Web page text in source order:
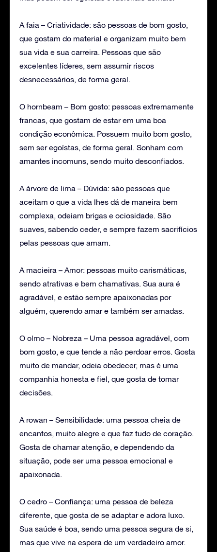
A faia – Criatividade: são pessoas de bom gosto,
que gostam do material e organizam muito bem
sua vida e sua carreira. Pessoas que são
excelentes líderes, sem assumir riscos
desnecessários, de forma geral.
O hornbeam – Bom gosto: pessoas extremamente
francas, que gostam de estar em uma boa
condição econômica. Possuem muito bom gosto,
sem ser egoístas, de forma geral. Sonham com
amantes incomuns, sendo muito desconfiados.
A árvore de lima – Dúvida: são pessoas que
aceitam o que a vida lhes dá de maneira bem
complexa, odeiam brigas e ociosidade. São
suaves, sabendo ceder, e sempre fazem sacrifícios
pelas pessoas que amam.
A macieira – Amor: pessoas muito carismáticas,
sendo atrativas e bem chamativas. Sua aura é
agradável, e estão sempre apaixonadas por
alguém, querendo amar e também ser amadas.
O olmo – Nobreza – Uma pessoa agradável, com
bom gosto, e que tende a não perdoar erros. Gosta
muito de mandar, odeia obedecer, mas é uma
companhia honesta e fiel, que gosta de tomar
decisões.
A rowan – Sensibilidade: uma pessoa cheia de
encantos, muito alegre e que faz tudo de coração.
Gosta de chamar atenção, e dependendo da
situação, pode ser uma pessoa emocional e
apaixonada.
O cedro – Confiança: uma pessoa de beleza
diferente, que gosta de se adaptar e adora luxo.
Sua saúde é boa, sendo uma pessoa segura de si,
mas que vive na espera de um verdadeiro amor.